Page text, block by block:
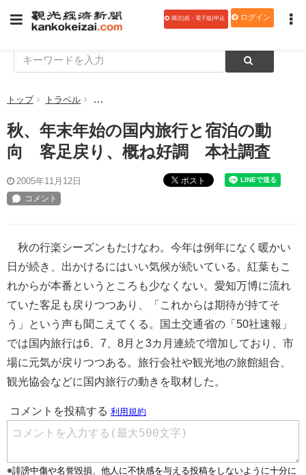
購読(紙・電子版)申込 ログイン
トップ トラベル 秋、年末年始の国内旅行と宿泊の動向 客足戻り、
秋、年末年始の国内旅行と宿泊の動
向 客足戻り、概ね好調 本社調査
2005年11月12日 ポスト
秋の行楽シーズンもたけなわ。今年は例年になく暖かい
日が続き、出かけるにはいい気候が続いている。紅葉もこ
れからが本番というところも少なくない。愛知万博に流れ
ていた客足も戻りつつあり、「これからは期待が持てそ
う」という声も聞こえてくる。国土交通省の「50社速報」
では国内旅行は6、7、8月と3カ月連続で増加しており、市
場に元気が戻りつつある。旅行会社や観光地の旅館組合、
観光協会などに国内旅行の動きを取材した。